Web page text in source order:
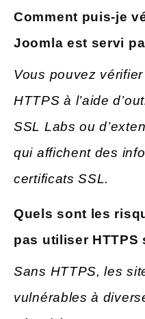
Comment puis-je
Joomla est servi
Vous pouvez
HTTPS à l’aide
SSL Labs ou
qui affichent des
certificats SSL.
Quels sont les
pas utiliser
Sans HTTPS, les
vulnérables à